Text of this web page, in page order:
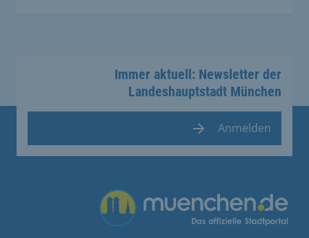
Immer aktuell: Newsletter der
Landeshauptstadt München
Anmelden
Übergreifende Links